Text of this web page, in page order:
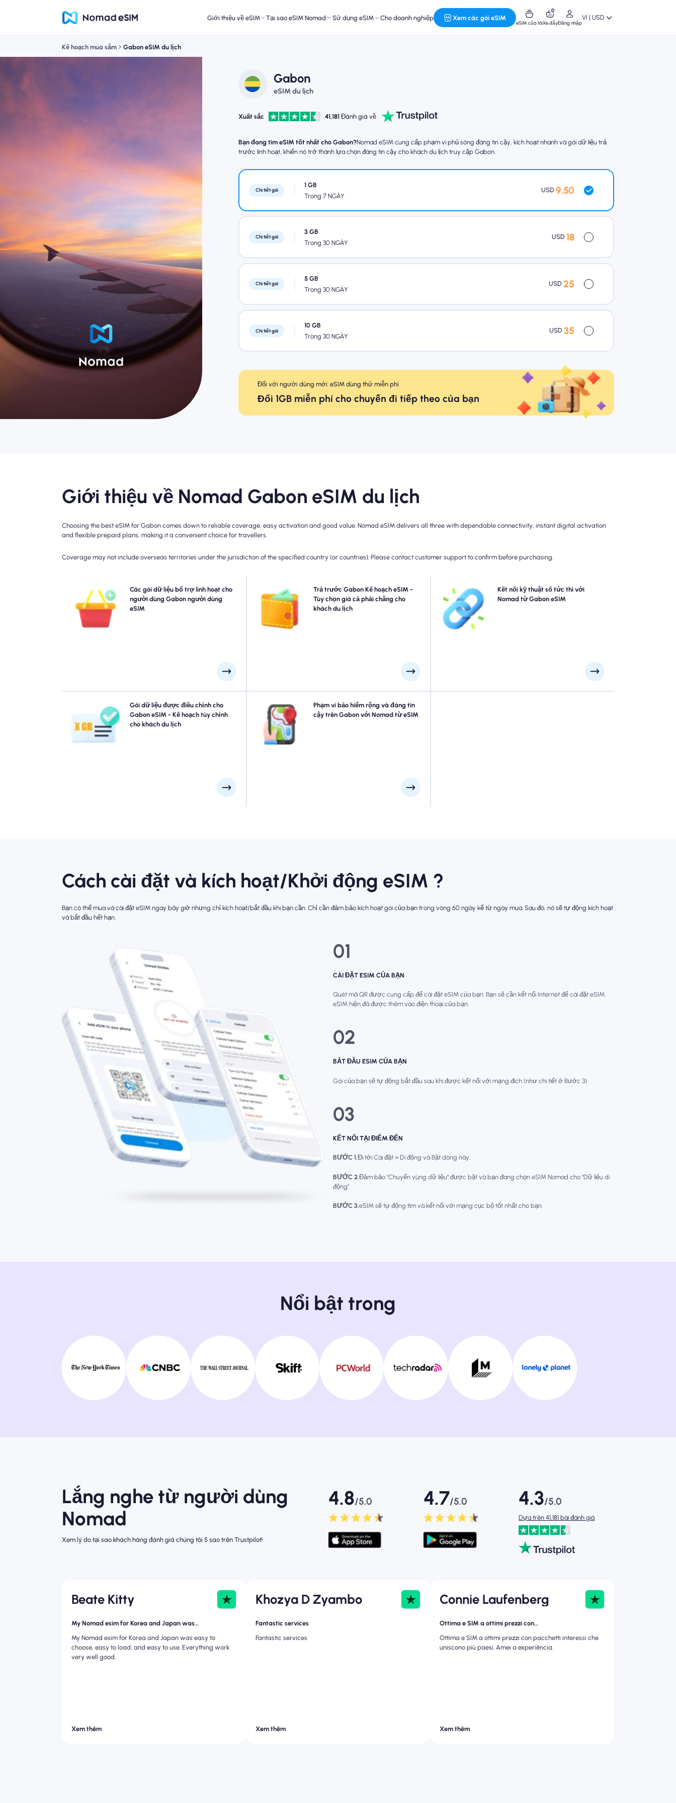
Giới thiệu về eSIM Tại sao eSIM Nomad Sử dụng eSIM Cho doanh nghiệp Xem các gói eSIM
eSIM của tôi
0
Xe đẩyĐăng nhập
VI | USD
Kế hoạch mua sắm Gabon eSIM du lịch
Gabon
eSIM du lịch
Xuất sắc 41,181 Đánh giá về
Bạn đang tìm eSIM tốt nhất cho Gabon?Nomad eSIM cung cấp phạm vi phủ sóng đáng tin cậy, kích hoạt nhanh và gói dữ liệu trả
trước linh hoạt, khiến nó trở thành lựa chọn đáng tin cậy cho khách du lịch truy cập Gabon.
Chi tiết gói
1 GB
Trong 7 NGÀY
USD 9.50
Chi tiết gói
3 GB
Trong 30 NGÀY
USD 18
Chi tiết gói
5 GB
Trong 30 NGÀY
USD 25
Chi tiết gói
10 GB
Trong 30 NGÀY
USD 35
Đối với người dùng mới: eSIM dùng thử miễn phí
Đổi 1GB miễn phí cho chuyến đi tiếp theo của bạn
Giới thiệu về Nomad Gabon eSIM du lịch
Choosing the best eSIM for Gabon comes down to reliable coverage, easy activation and good value. Nomad eSIM delivers all three with dependable connectivity, instant digital activation
and flexible prepaid plans, making it a convenient choice for travellers.
Coverage may not include overseas territories under the jurisdiction of the specified country (or countries). Please contact customer support to confirm before purchasing.
Các gói dữ liệu bổ trợ linh hoạt cho
người dùng Gabon người dùng
eSIM
Cần thêm dữ liệu hoặc mở rộng kế hoạch của bạn? Chỉ
cần mua một tiện ích bổ sung cho Gabon eSIM của bạn
để tiếp tục thưởng thức kết nối 5G/4G liền mạch của
bạn. Khi kế hoạch ban đầu của bạn hết hạn, tiện ích bổ
sung của bạn sẽ tự động lưu giữ bạn đã kết nối mà
Trả trước Gabon Kế hoạch eSIM -
Tùy chọn giá cả phải chăng cho
khách du lịch
Chọn các gói eSIM Gabon của chúng tôi cho kết nối
4G/5G không rắc rối. Trả trước để tránh các bất ngờ
thanh toán sau du lịch và duy trì kiểm soát hoàn toàn đối
Kết nối kỹ thuật số tức thì với
Nomad từ Gabon eSIM
Bỏ qua các hàng đợi và quên các sim vật lý. Kích hoạt
Nomad Gabon eSIM của bạn ngay lập tức từ thiết bị của
bạn để kết nối nhanh 4G/5G. Hãy trực tuyến ngay khi
bạn đến sân bay mà không gặp rắc rối hay chậm trễ.
Gói dữ liệu được điều chỉnh cho
Gabon eSIM - Kế hoạch tùy chỉnh
cho khách du lịch
Du lịch đến Gabon? Chọn từ các gói dữ liệu eSIM Gabon
của chúng tôi được thiết kế để phù hợp với mọi nhu cầu,
với kết nối 4G/5G liền mạch của chúng tôi. Một vài eSIM
của chúng tôi yêu cầu kích hoạt thủ công, vui lòng kiểm
Phạm vi bảo hiểm rộng và đáng tin
cậy trên Gabon với Nomad từ eSIM
Khám phá Gabon với sự tự tin bằng cách sử dụng
Gabon esim của Nomad, cung cấp phạm vi bảo hiểm
4G/5G đáng tin cậy trên các điểm tham quan và khu
kinh doanh hàng đầu của thành phố. Giữ kết nối bất kể
Cách cài đặt và kích hoạt/Khởi động eSIM ?
Bạn có thể mua và cài đặt eSIM ngay bây giờ nhưng chỉ kích hoạt/bắt đầu khi bạn cần. Chỉ cần đảm bảo kích hoạt gói của bạn trong vòng 60 ngày kể từ ngày mua. Sau đó, nó sẽ tự động kích hoạt
và bắt đầu hết hạn.
01
CÀI ĐẶT ESIM CỦA BẠN
Quét mã QR được cung cấp để cài đặt eSIM của bạn. Bạn sẽ cần kết nối Internet để cài đặt eSIM.
eSIM hiện đã được thêm vào điện thoại của bạn.
02
BẮT ĐẦU ESIM CỦA BẠN
Gói của bạn sẽ tự động bắt đầu sau khi được kết nối với mạng đích (như chi tiết ở Bước 3)
03
KẾT NỐI TẠI ĐIỂM ĐẾN
BƯỚC 1.Đi tới Cài đặt > Di động và Bật dòng này.
BƯỚC 2.Đảm bảo "Chuyển vùng dữ liệu" được bật và bạn đang chọn eSIM Nomad cho "Dữ liệu di
động".
BƯỚC 3.eSIM sẽ tự động tìm và kết nối với mạng cục bộ tốt nhất cho bạn.
Nổi bật trong
Lắng nghe từ người dùng
Nomad
Xem lý do tại sao khách hàng đánh giá chúng tôi 5 sao trên Trustpilot!
4.8/5.0 4.7/5.0 4.3/5.0
Dựa trên 41,181 bài đánh giá
Beate Kitty
My Nomad esim for Korea and Japan was…
My Nomad esim for Korea and Japan was easy to
choose, easy to load, and easy to use. Everything work
very well good.
Xem thêm
Khozya D Zyambo
Fantastic services
Fantastic services
Xem thêm
Connie Laufenberg
Ottima e SIM a ottimi prezzi con…
Ottima e SIM a ottimi prezzi con pacchetti interessi che
uniscono più paesi. Amei a experiência.
Xem thêm